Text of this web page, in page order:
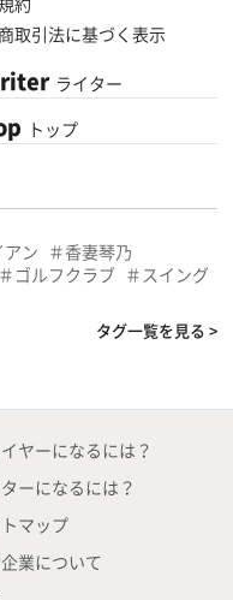
取引法に基づく表示
ライター
トップ
アン
香妻琴乃
ゴルフクラブ
スイング
タグ一覧を見る >
ヤーになるには？
ーになるには？
マップ
業について